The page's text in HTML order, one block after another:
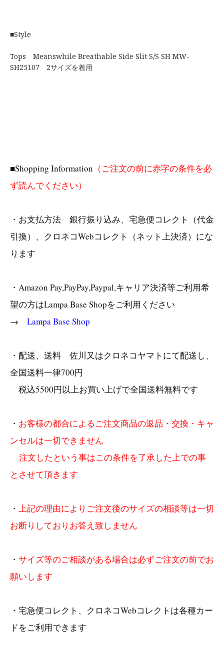
■Style
Tops Meanswhile Breathable Side Slit S/S SH MW-
SH25107 2サイズを着用
■Shopping Information （ご注文の前に赤字の条件を必
ず読んでください）
・お支払方法 銀行振り込み、宅急便コレクト（代金
引換）、クロネコWebコレクト（ネット上決済）にな
ります
・Amazon Pay,PayPay,Paypal,キャリア決済等ご利用希
望の方はLampa Base Shopをご利用ください
→ Lampa Base Shop
・配送、送料 佐川又はクロネコヤマトにて配送し、
全国送料一律700円
税込5500円以上お買い上げで全国送料無料です
・ お客様の都合によるご注文商品の返品・交換・キャ
ンセルは一切できません
注文したという事はこの条件を了承した上での事
とさせて頂きます
・ 上記の理由によりご注文後のサイズの相談等は一切
お断りしておりお答え致しません
・ サイズ等のご相談がある場合は必ずご注文の前でお
願いします
・宅急便コレクト、クロネコWebコレクトは各種カー
ドをご利用できます